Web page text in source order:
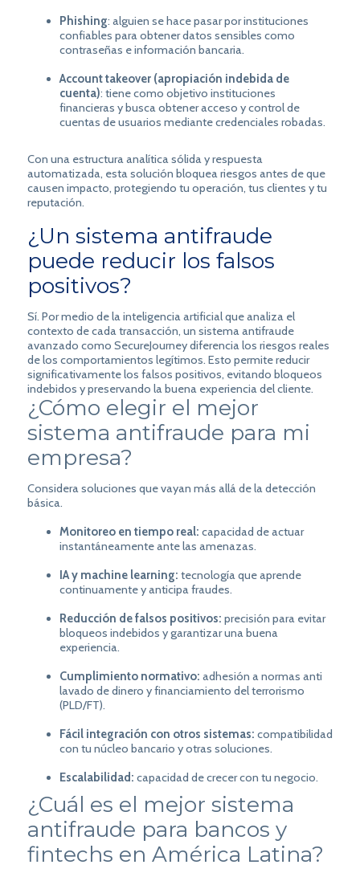
Phishing: alguien se hace pasar por instituciones
confiables para obtener datos sensibles como
contraseñas e información bancaria.
Account takeover (apropiación indebida de
cuenta): tiene como objetivo instituciones
financieras y busca obtener acceso y control de
cuentas de usuarios mediante credenciales robadas.
Con una estructura analítica sólida y respuesta
automatizada, esta solución bloquea riesgos antes de que
causen impacto, protegiendo tu operación, tus clientes y tu
reputación.
¿Un sistema antifraude
puede reducir los falsos
positivos?
Sí. Por medio de la inteligencia artificial que analiza el
contexto de cada transacción, un sistema antifraude
avanzado como SecureJourney diferencia los riesgos reales
de los comportamientos legítimos. Esto permite reducir
significativamente los falsos positivos, evitando bloqueos
indebidos y preservando la buena experiencia del cliente.
¿Cómo elegir el mejor
sistema antifraude para mi
empresa?
Considera soluciones que vayan más allá de la detección
básica.
Monitoreo en tiempo real: capacidad de actuar
instantáneamente ante las amenazas.
IA y machine learning: tecnología que aprende
continuamente y anticipa fraudes.
Reducción de falsos positivos: precisión para evitar
bloqueos indebidos y garantizar una buena
experiencia.
Cumplimiento normativo: adhesión a normas anti
lavado de dinero y financiamiento del terrorismo
(PLD/FT).
Fácil integración con otros sistemas: compatibilidad
con tu núcleo bancario y otras soluciones.
Escalabilidad: capacidad de crecer con tu negocio.
¿Cuál es el mejor sistema
antifraude para bancos y
fintechs en América Latina?